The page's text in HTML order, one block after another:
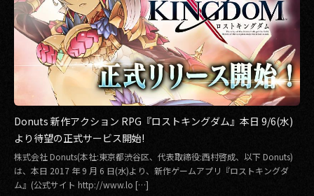
Donuts 新作アクション RPG『ロストキングダム』本日 9/6(水)
より待望の正式サービス開始!
株式会社 Donuts(本社:東京都渋谷区、代表取締役:西村啓成、以下 Donuts)
は、本日 2017 年 9 月 6 日(水)より、新作ゲームアプリ『ロストキングダ
ム』(公式サイト http://www.lo […]